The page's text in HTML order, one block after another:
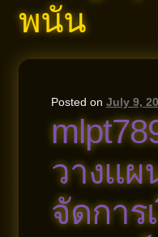
พนัน
Posted on July 9,
วางแผ
จัดการ